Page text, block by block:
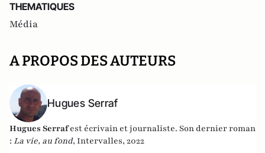
THEMATIQUES
Média
A PROPOS DES AUTEURS
Hugues Serraf
Hugues Serrafest écrivain et journaliste. Son dernier roman
: La vie, au fond, Intervalles, 2022